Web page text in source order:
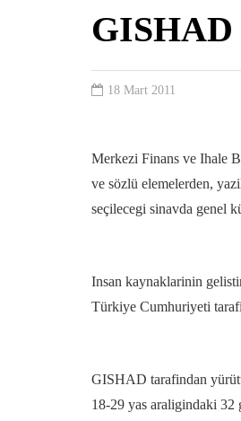
GISHAD
18 Mart 2011
Merkezi Finans ve Ihale
ve sözlü elemelerden,
seçilecegi sinavda genel
Insan kaynaklarinin
Türkiye Cumhuriyeti
GISHAD tarafindan
18-29 yas araligindaki